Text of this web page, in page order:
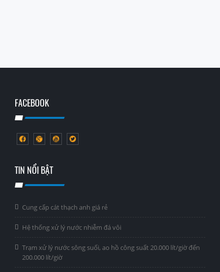
FACEBOOK
TIN NỔI BẬT
Cung cấp cát thạch anh giá rẻ
Hệ thống xử lý nước nhiễm đá vôi
Trạm xử lý nước sông suối, ao hồ công suất 20.000 lít/giờ đến
200.000 lít/giờ